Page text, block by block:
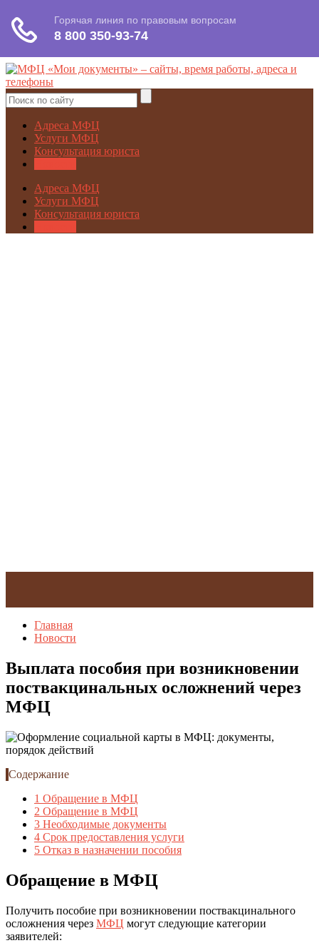
Адреса МФЦ
Услуги МФЦ
Консультация юриста
Адреса МФЦ
Услуги МФЦ
Консультация юриста
Главная
Новости
Выплата пособия при возникновении
поствакцинальных осложнений через
МФЦ
Содержание
1 Обращение в МФЦ
2 Обращение в МФЦ
3 Необходимые документы
4 Срок предоставления услуги
5 Отказ в назначении пособия
Обращение в МФЦ
Получить пособие при возникновении поствакцинального
осложнения через МФЦ могут следующие категории
заявителей: